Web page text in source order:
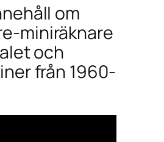
om
miniräknare
och
från 1960-